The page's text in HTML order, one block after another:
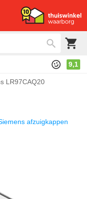
9,1
LR97CAQ20
afzuigkappen